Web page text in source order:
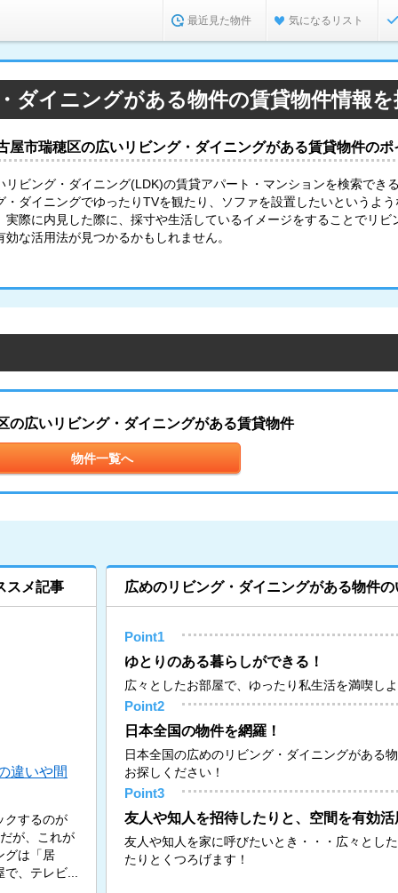
最近見た物件 気になるリスト
ダイニングがある物件の賃貸物件情報を
屋市瑞穂区の広いリビング・ダイニングがある賃貸物件のポ
リビング・ダイニング(LDK)の賃貸アパート・マンションを検索でき
・ダイニングでゆったりTVを観たり、ソファを設置したいというよ
実際に内見した際に、採寸や生活しているイメージをすることでリビ
効な活用法が見つかるかもしれません。
の広いリビング・ダイニングがある賃貸物件
物件一覧へ
スメ記事
違いや間
クするのが
が、これが
グは「居
、テレビ...
広めのリビング・ダイニングがある物件の
Point1
ゆとりのある暮らしができる！
広々としたお部屋で、ゆったり私生活を満喫しよ
Point2
日本全国の物件を網羅！
日本全国の広めのリビング・ダイニングがある
お探しください！
Point3
友人や知人を招待したりと、空間を有効活
友人や知人を家に呼びたいとき・・・広々とし
たりとくつろげます！